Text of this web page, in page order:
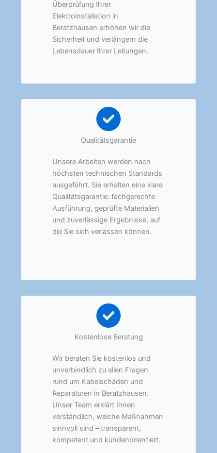
Überprüfung Ihrer
Elektroinstallation in
Beratzhausen erhöhen wir die
Sicherheit und verlängern die
Lebensdauer Ihrer Leitungen.
Qualitätsgarantie
Unsere Arbeiten werden nach
höchsten technischen Standards
ausgeführt. Sie erhalten eine klare
Qualitätsgarantie: fachgerechte
Ausführung, geprüfte Materialien
und zuverlässige Ergebnisse, auf
die Sie sich verlassen können.
Kostenlose Beratung
Wir beraten Sie kostenlos und
unverbindlich zu allen Fragen
rund um Kabelschäden und
Reparaturen in Beratzhausen.
Unser Team erklärt Ihnen
verständlich, welche Maßnahmen
sinnvoll sind – transparent,
kompetent und kundenorientiert.